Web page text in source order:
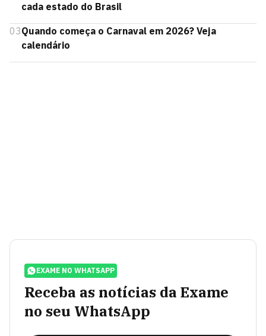
cada estado do Brasil
03Quando começa o Carnaval em 2026? Veja
calendário
EXAME NO WHATSAPP
Receba as notícias da Exame
no seu WhatsApp